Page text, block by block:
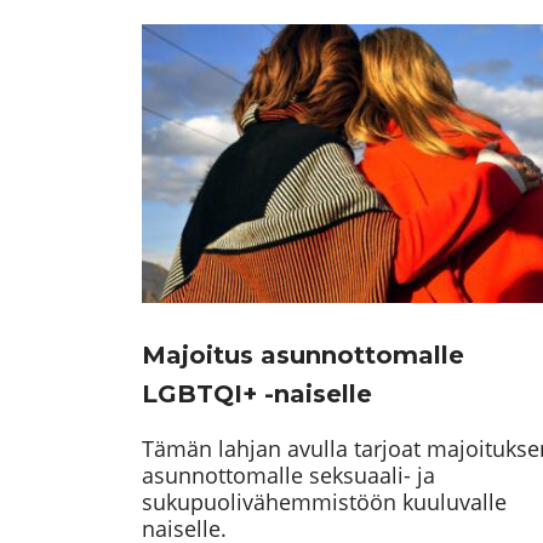
Majoitus asunnottomalle
LGBTQI+ -naiselle
Tämän lahjan avulla tarjoat
asunnottomalle seksuaali- ja
sukupuolivähemmistöön kuuluvalle
naiselle.